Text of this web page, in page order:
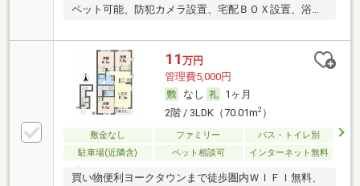
ペット可能、防犯カメラ設置、宅配ＢＯＸ設置、浴室
11 万円
管理費5,000円
なし
1ヶ月
2階 / 3LDK（70.01m2）
敷金なし ファミリー
バス・トイレ別
駐車場(近隣含)
ペット相談可 インターネット無料
買い物便利ヨークタウンまで徒歩圏内ＷＩＦＩ無料、